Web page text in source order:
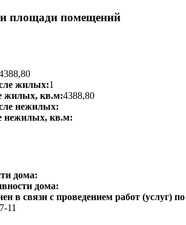
площади помещений
жилых:1
жилых, кв.м:4388,80
нежилых:
нежилых, кв.м:
дома:
дома:
в связи с проведением работ (услуг)
11